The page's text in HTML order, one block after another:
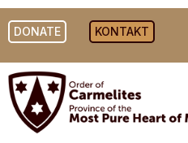
DONATE KONTAKT